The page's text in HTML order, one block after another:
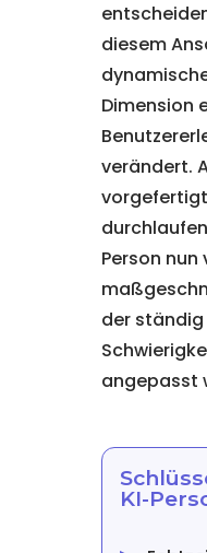
diesem
Dimension
verändert.
Person nun
der
angepasst
KI-